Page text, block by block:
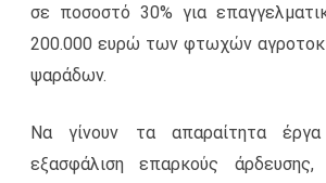
σε ποσοστό 30% για
200.000 ευρώ των φτωχών
ψαράδων.
Να γίνουν τα απαραίτητα
εξασφάλιση επαρκούς άρδευσης,